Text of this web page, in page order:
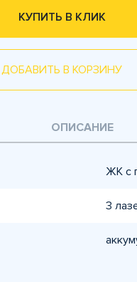
КУПИТЬ В КЛИК
ДОБАВИТЬ В КОРЗИНУ
ОПИСАНИЕ
ЖК с
3